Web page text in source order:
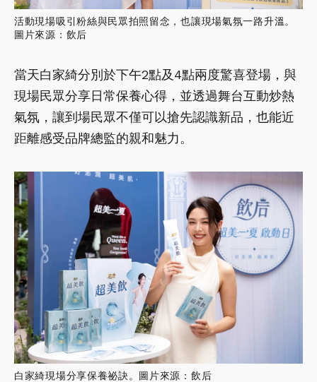
活動現場吸引粉絲與民眾拍照留念，也讓現場氣氛一路升溫。
圖片來源：飲后
當天白家綺分別於下午2點及4點兩度驚喜登場，與
現場民眾分享日常保養心得，並透過舞台互動炒熱
氣氛，讓到場民眾不僅可以搶先認識新品，也能近
距離感受品牌總監的親和魅力。
白家綺現場分享保養祕訣。圖片來源：飲后